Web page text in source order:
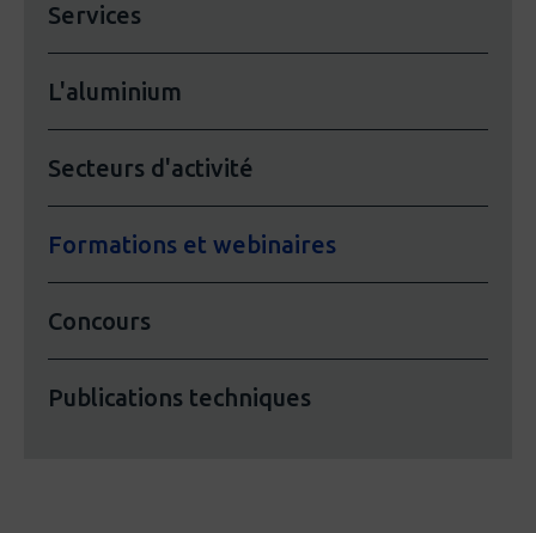
Services
L'aluminium
Secteurs d'activité
Formations et webinaires
Concours
Publications techniques